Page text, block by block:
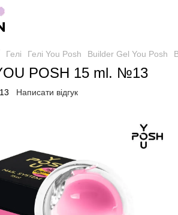
Гелі Гелі You Posh Builder Gel You Posh
POSH 15 ml. №13
Написати відгук